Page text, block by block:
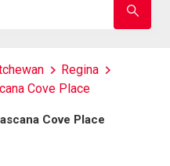
nom
Regina
Cove Place
Cove Place